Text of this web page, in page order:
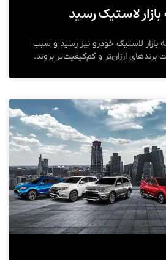
لاستیک رسید
بازار لاستیک خودرو نیز رسید و سبب
ارزان‌تر و کم‌کیفیت‌تر بروند.